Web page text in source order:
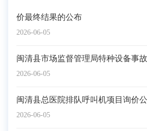
2026-06-05
价最终结果的公布
2026-06-05
闽清县市场监督管理局特种设备事
2026-06-05
闽清县总医院排队呼叫机项目询价